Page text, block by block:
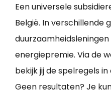
Een universele
België. In verschillende
energiepremie. Via de
bekijk jij de spelregels
Geen resultaten? Je